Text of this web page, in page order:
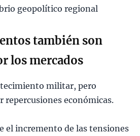
geopolítico regional
también son
los mercados
militar, pero
repercusiones económicas.
el incremento de las tensiones